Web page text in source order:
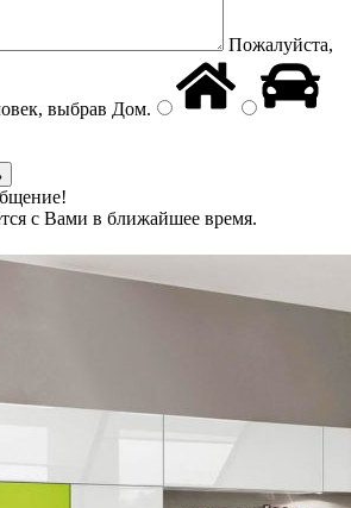
Пожалуйста,
выбрав Дом.
с Вами в ближайшее время.